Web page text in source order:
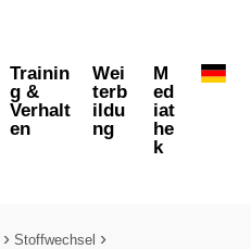
Trainin
g &
Verhalt
en
Wei
terb
ildu
ng
M
ed
iat
he
k
Stoffwechsel